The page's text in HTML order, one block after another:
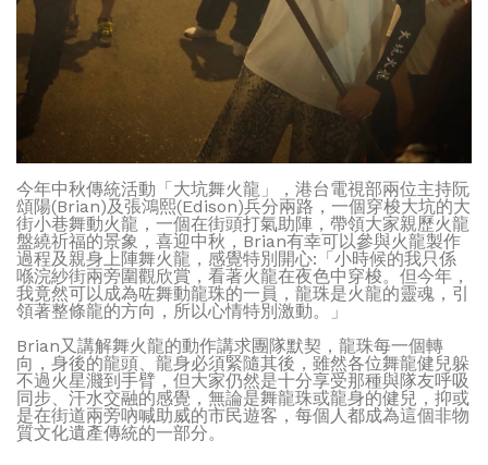
今年中秋傳統活動「大坑舞火龍」，港台電視部兩位主持阮
頌陽(Brian)及張鴻熙(Edison)兵分兩路，一個穿梭大坑的大
街小巷舞動火龍，一個在街頭打氣助陣，帶領大家親歷火龍
盤繞祈福的景象，喜迎中秋，Brian有幸可以參與火龍製作
過程及親身上陣舞火龍，感覺特別開心:「小時候的我只係
喺浣紗街兩旁圍觀欣賞，看著火龍在夜色中穿梭。但今年，
我竟然可以成為咗舞動龍珠的一員，龍珠是火龍的靈魂，引
領著整條龍的方向，所以心情特別激動。」
Brian又講解舞火龍的動作講求團隊默契，龍珠每一個轉
向，身後的龍頭、龍身必須緊隨其後，雖然各位舞龍健兒躲
不過火星濺到手臂，但大家仍然是十分享受那種與隊友呼吸
同步、汗水交融的感覺，無論是舞龍珠或龍身的健兒，抑或
是在街道兩旁吶喊助威的市民遊客，每個人都成為這個非物
質文化遺產傳統的一部分。